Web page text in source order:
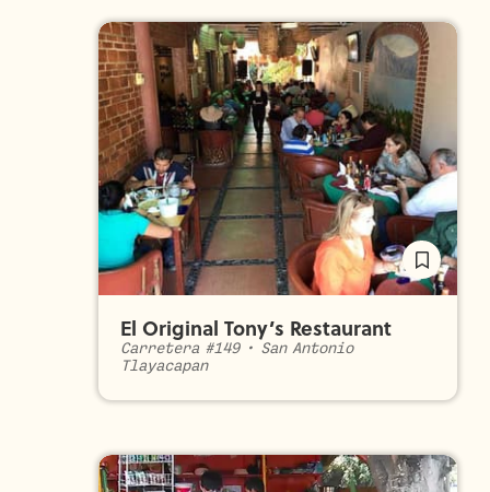
El Original Tony’s Restaurant
Carretera #149• San Antonio
Tlayacapan